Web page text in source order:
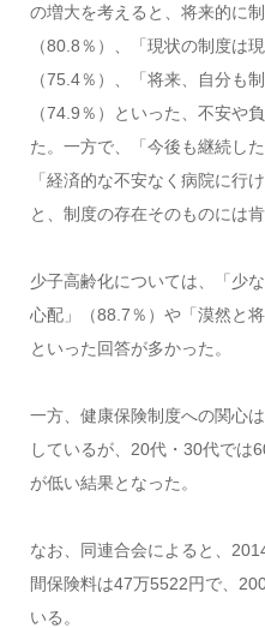
の増大を考えると、将来的に
（80.8％）、「現状の制度は
（75.4％）、「将来、自分も
（74.9％）といった、不安や
た。一方で、「今後も継続し
「経済的な不安なく病院に行
と、制度の存在そのものには
少子高齢化については、「少
心配」（88.7％）や「漠然と
といった回答が多かった。
一方、健康保険制度への関心
しているが、20代・30代では
が低い結果となった。
なお、同連合会によると、
間保険料は47万5522円で、
いる。